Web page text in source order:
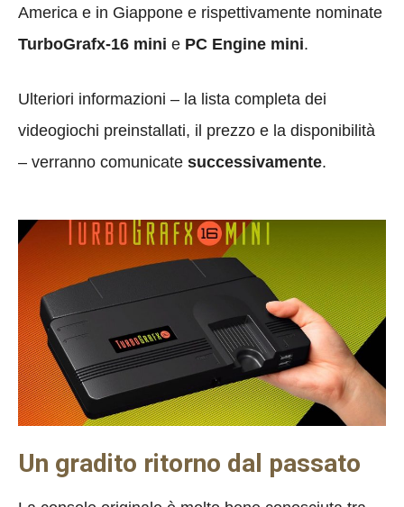
America e in Giappone e rispettivamente nominate
TurboGrafx-16 mini e PC Engine mini.
Ulteriori informazioni – la lista completa dei
videogiochi preinstallati, il prezzo e la disponibilità
– verranno comunicate successivamente.
Un gradito ritorno dal passato